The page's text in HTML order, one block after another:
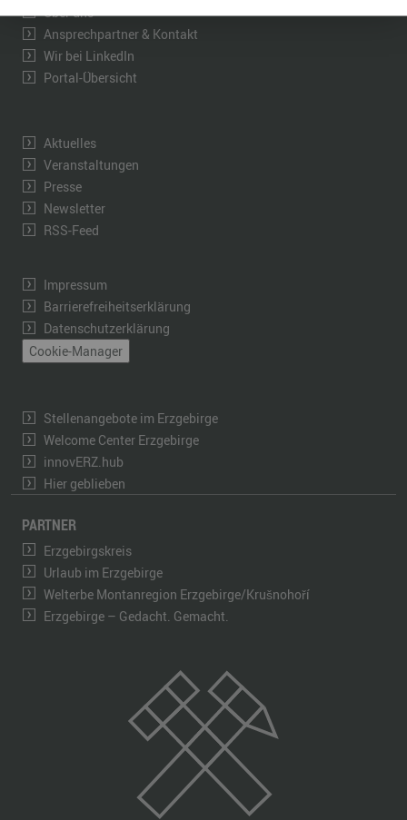
Über uns
Ansprechpartner & Kontakt
Wir bei LinkedIn
Portal-Übersicht
Aktuelles
Veranstaltungen
Presse
Newsletter
RSS-Feed
Impressum
Barrierefreiheitserklärung
Datenschutzerklärung
Cookie-Manager
Stellenangebote im Erzgebirge
Welcome Center Erzgebirge
innovERZ.hub
Hier geblieben
PARTNER
Erzgebirgskreis
Urlaub im Erzgebirge
Welterbe Montanregion Erzgebirge/Krušnohoří
Erzgebirge – Gedacht. Gemacht.